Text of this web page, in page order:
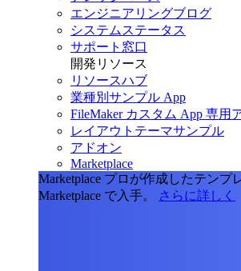
エンジニアリングブログ
システムステータス
サポート窓口
開発リソース
リソースハブ
業種別サンプル App
FileMaker カスタム App 専用
レイアウトテーマサンプル
アドオン
Marketplace
Marketplace プロが作成したテンプ
Marketplace で入手。
さらに詳しく